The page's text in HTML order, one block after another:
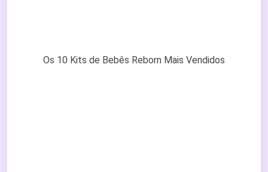
Os 10 Kits de Bebês Reborn Mais Vendidos